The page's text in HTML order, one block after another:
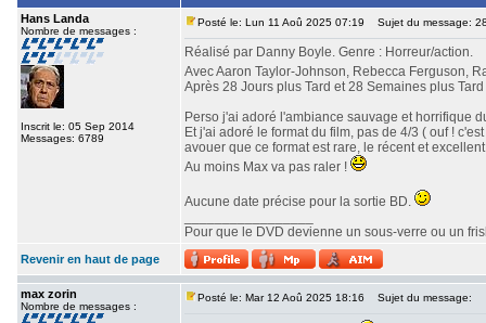
Hans Landa
Nombre de messages :
Inscrit le: 05 Sep 2014
Messages: 6789
Posté le: Lun 11 Aoû 2025 07:19 Sujet du message:
Réalisé par Danny Boyle. Genre : Horreur/action.
Avec Aaron Taylor-Johnson, Rebecca Ferguson,
Après 28 Jours plus Tard et 28 Semaines plus
Perso j'ai adoré l'ambiance sauvage et horrifique
Et j'ai adoré le format du film, pas de 4/3 ( ouf !
avouer que ce format est rare, le récent et
Au moins Max va pas raler !
Aucune date précise pour la sortie BD.
Pour que le DVD devienne un sous-verre ou un
Revenir en haut de page
max zorin
Nombre de messages :
Posté le: Mar 12 Aoû 2025 18:16 Sujet du message: